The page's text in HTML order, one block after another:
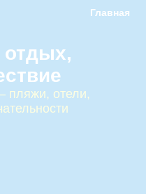
Главная
отдых,
пляжи, отели,